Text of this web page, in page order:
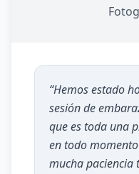
“Hemos estado
sesión de
que es toda una
en todo
mucha paciencia